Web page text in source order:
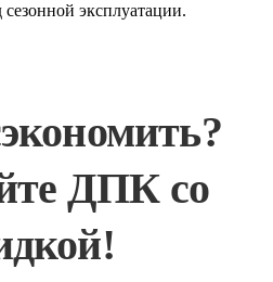
эксплуатации.
ДПК со